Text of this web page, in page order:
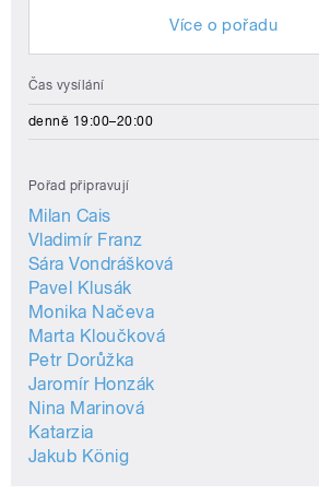
Více o pořadu
Čas vysílání
denně 19:00–20:00
Pořad připravují
Milan Cais
Vladimír Franz
Sára Vondrášková
Pavel Klusák
Monika Načeva
Marta Kloučková
Petr Dorůžka
Jaromír Honzák
Nina Marinová
Katarzia
Jakub König